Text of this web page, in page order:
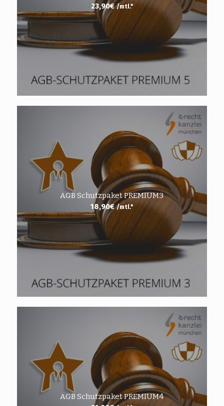
23,90€ /mtl.*
AGB Schutzpaket PREMIUM3
18,90€ /mtl.*
AGB Schutzpaket PREMIUM4